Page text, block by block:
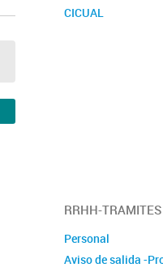
CICUAL
RRHH-TRAMITES
Personal
Aviso de salida -